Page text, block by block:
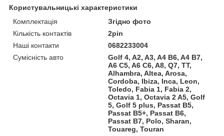
Користувальницькі характеристики
Комплектація
Згідно фото
Кількість контактів
2pin
Наші контакти
0682233004
Сумісність авто
Golf 4, A2, A3, A4 B6, A4 B7,
A6 C5, A6 C6, A8, Q7, TT,
Alhambra, Altea, Arosa,
Cordoba, Ibiza, Inca, Leon,
Toledo, Fabia 1, Fabia 2,
Octavia 1, Octavia 2 A5, Golf
5, Golf 5 plus, Passat B5,
Passat B5+, Passat B6,
Passat B7, Polo, Sharan,
Touareg, Touran